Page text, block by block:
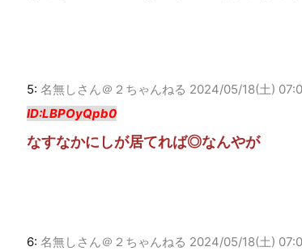
5: 名無しさん＠２ちゃんねる 2024/05/18(土)
ID:LBPOyQpb0
なすなかにしが居てれば◎なんやが
6: 名無しさん＠２ちゃんねる 2024/05/18(土)